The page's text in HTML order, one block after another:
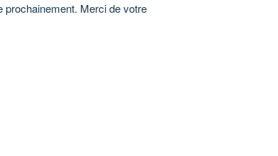
prochainement. Merci de votre